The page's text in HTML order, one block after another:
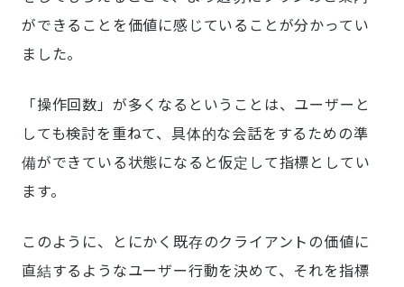
ができることを価値に感じていることが分かってい
ました。
「操作回数」が多くなるということは、ユーザーと
しても検討を重ねて、具体的な会話をするための準
備ができている状態になると仮定して指標としてい
ます。
このように、とにかく既存のクライアントの価値に
直結するようなユーザー行動を決めて、それを指標